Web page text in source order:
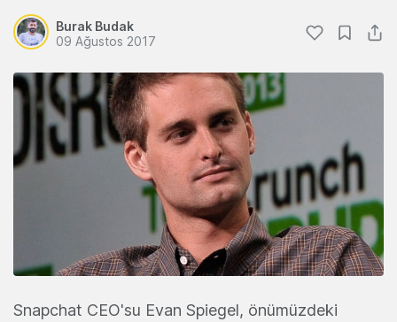
Burak Budak
09 Ağustos 2017
Snapchat CEO'su Evan Spiegel, önümüzdeki